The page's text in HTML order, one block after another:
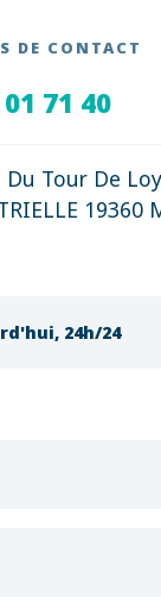
DE CONTACT
71 40
Du Tour De
19360
24h/24